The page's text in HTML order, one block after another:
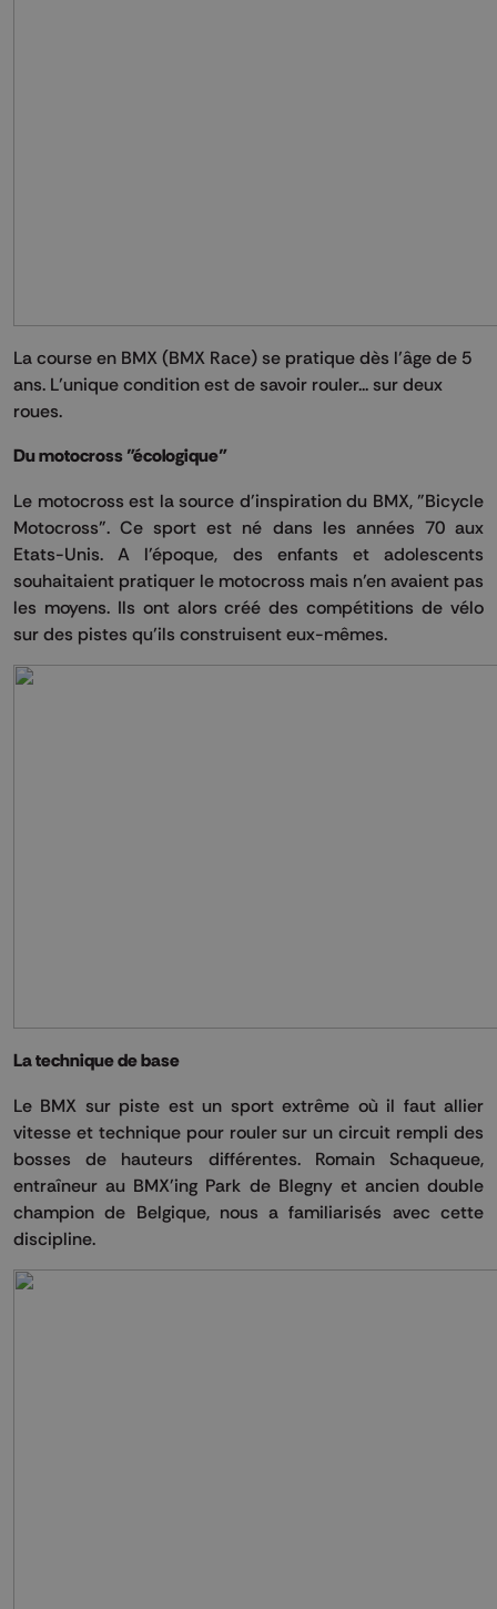
La course en BMX (BMX Race) se pratique dès l’âge de 5
ans. L’unique condition est de savoir rouler... sur deux
roues.
Du motocross "écologique"
Le motocross est la source d'inspiration du BMX, "Bicycle
Motocross". Ce sport est né dans les années 70 aux
Etats-Unis. A l'époque, des enfants et adolescents
souhaitaient pratiquer le motocross mais n’en avaient pas
les moyens. Ils ont alors créé des compétitions de vélo
sur des pistes qu’ils construisent eux-mêmes.
La technique de base
Le BMX sur piste est un sport extrême où il faut allier
vitesse et technique pour rouler sur un circuit rempli des
bosses de hauteurs différentes. Romain Schaqueue,
entraîneur au BMX'ing Park de Blegny et ancien double
champion de Belgique, nous a familiarisés avec cette
discipline.